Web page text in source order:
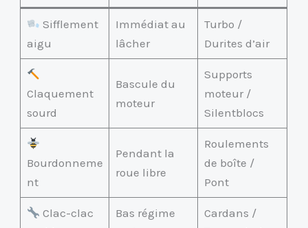
Sifflement
aigu
Immédiat au
lâcher
Turbo /
Durites d’air
Claquement
sourd
Bascule du
moteur
Supports
moteur /
Silentblocs
Bourdonneme
nt
Pendant la
roue libre
Roulements
de boîte /
Pont
Clac-clac
Bas régime
Cardans /